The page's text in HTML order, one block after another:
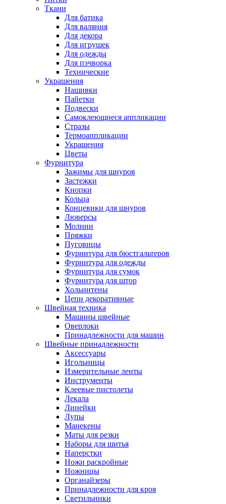
Ткани
Для батика
Для валяния
Для декора
Для игрушек
Для одежды
Для пэчворка
Технические
Украшения
Нашивки
Пайетки
Подвески
Самоклеющиеся аппликации
Стразы
Термоаппликации
Украшения
Цветы
Фурнитура
Зажимы для шнуров
Застежки
Кнопки
Кольца
Концевики для шнуров
Люверсы
Молнии
Пряжки
Пуговицы
Фурнитура для бюстгальтеров
Фурнитура для одежды
Фурнитура для сумок
Фурнитура для штор
Хольнитены
Цепи декоративные
Швейная техника
Машины швейные
Оверлоки
Принадлежности для машин
Швейные принадлежности
Аксессуары
Игольницы
Измерительные ленты
Инструменты
Клеевые пистолеты
Лекала
Линейки
Лупы
Манекены
Маты для резки
Наборы для шитья
Наперстки
Ножи раскройные
Ножницы
Органайзеры
Принадлежности для кроя
Светильники